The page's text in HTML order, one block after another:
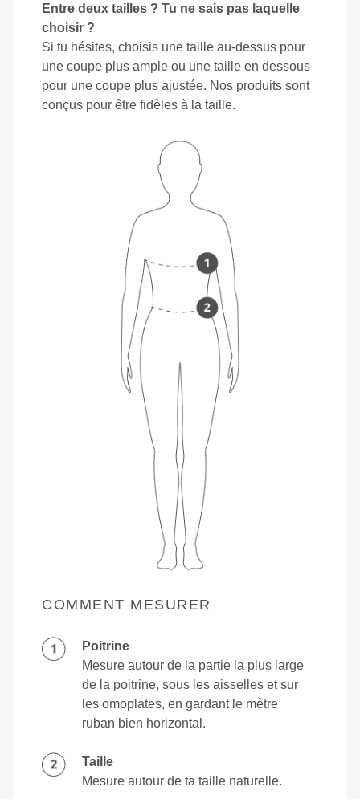
Entre deux tailles ? Tu ne sais pas laquelle
choisir ?
Si tu hésites, choisis une taille au-dessus pour
une coupe plus ample ou une taille en dessous
pour une coupe plus ajustée. Nos produits sont
conçus pour être fidèles à la taille.
COMMENT MESURER
Poitrine
Mesure autour de la partie la plus large
de la poitrine, sous les aisselles et sur
les omoplates, en gardant le mètre
ruban bien horizontal.
Taille
Mesure autour de ta taille naturelle.